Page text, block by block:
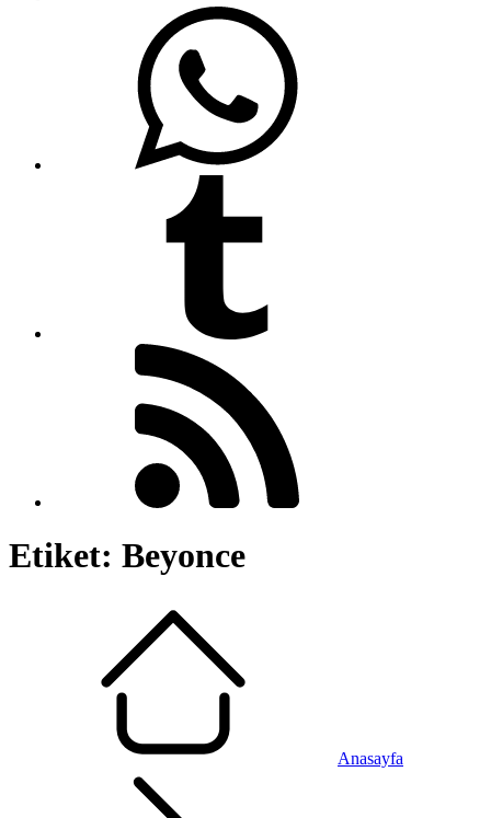
Etiket: Beyonce
Anasayfa